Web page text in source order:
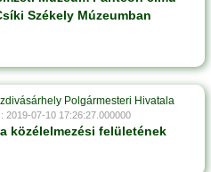
Székely Múzeumban
Polgármesteri Hivatala
2019-07-10 17:26:27.000000
közélelmezési felületének